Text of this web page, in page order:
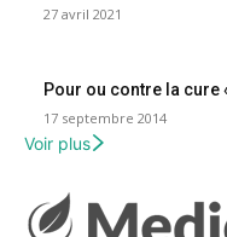
27 avril 2021
Pour ou contre la cure
17 septembre 2014
Voir plus